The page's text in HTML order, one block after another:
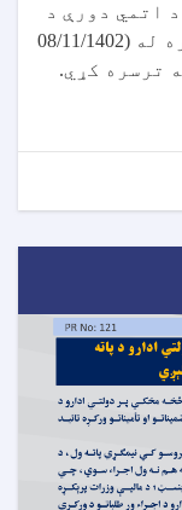
اتمي دورې د
مالیاتي محاسبینو ازمویني لپاره له (08/11/1402
ترسره کړي.